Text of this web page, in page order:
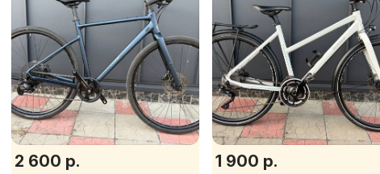
2 600 р. 1 900 р.